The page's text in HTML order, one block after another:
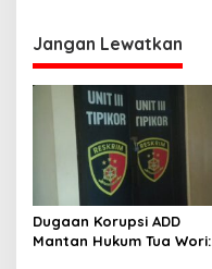
g
a
s
Jangan Lewatkan
Dugaan Korupsi ADD
Mantan Hukum Tua Wori: